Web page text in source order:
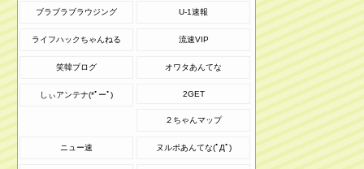
ブラブラブラウジング U-1速報
ライフハックちゃんねる 流速VIP
笑韓ブログ オワタあんてな
しぃアンテナ(*ﾟーﾟ) 2GET
２ちゃんマップ
ニュー速 ヌルポあんてな(ﾟДﾟ)